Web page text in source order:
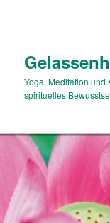
Yoga, Meditation und
spirituelles